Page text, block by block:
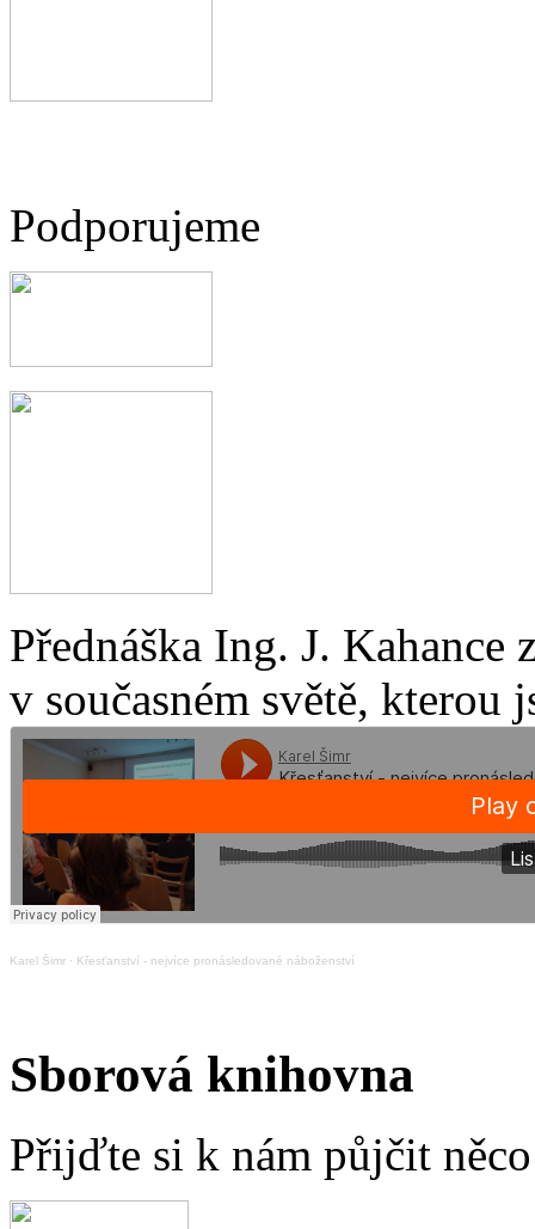
Podporujeme
Přednáška Ing. J.
v současném světě, kterou
Karel Šimr · Křesťanství - nejvíce pronásledované náboženství
Sborová knihovna
Přijďte si k nám půjčit